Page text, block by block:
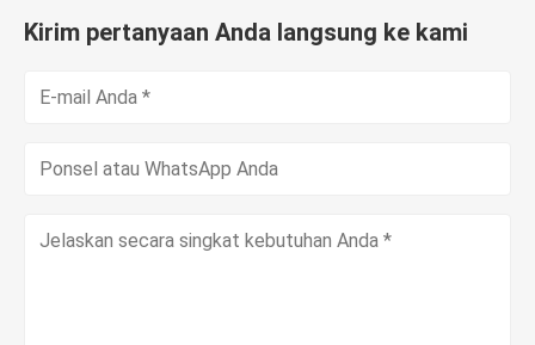
Kirim pertanyaan Anda langsung ke kami